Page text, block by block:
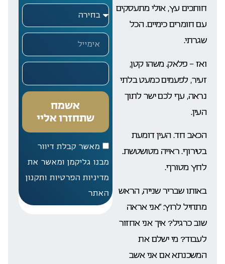
מאשר קבלת דיוור
מבנו גליקמן ומאשר את
מדיניות הפרטיות ותקנון
האתר
אשמח
שתחזרו אליי
חותכים עץ, אולי מתעסקים
עם חומרים כימיים. הכל
שגרתי.
ואז – פלאק. משהו קטן,
זעיר, לפעמים כמעט בלתי
נראה, עף לכם ישר לתוך
העין.
הכאב חד. העין דומעת
בטירוף. ראייה מטושטשת.
לחץ מטורף.
באותו שבריר שנייה, הראש
מתחיל לרוץ: “אני אראה
שוב כרגיל? איך אני אחזור
לעבוד? מי ישלם את
המשכנתא אם אני אשב